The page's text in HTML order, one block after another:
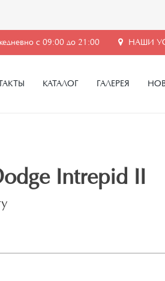
с 09:00 до 21:00 НАШИ
КАТАЛОГ ГАЛЕРЕЯ
Intrepid II